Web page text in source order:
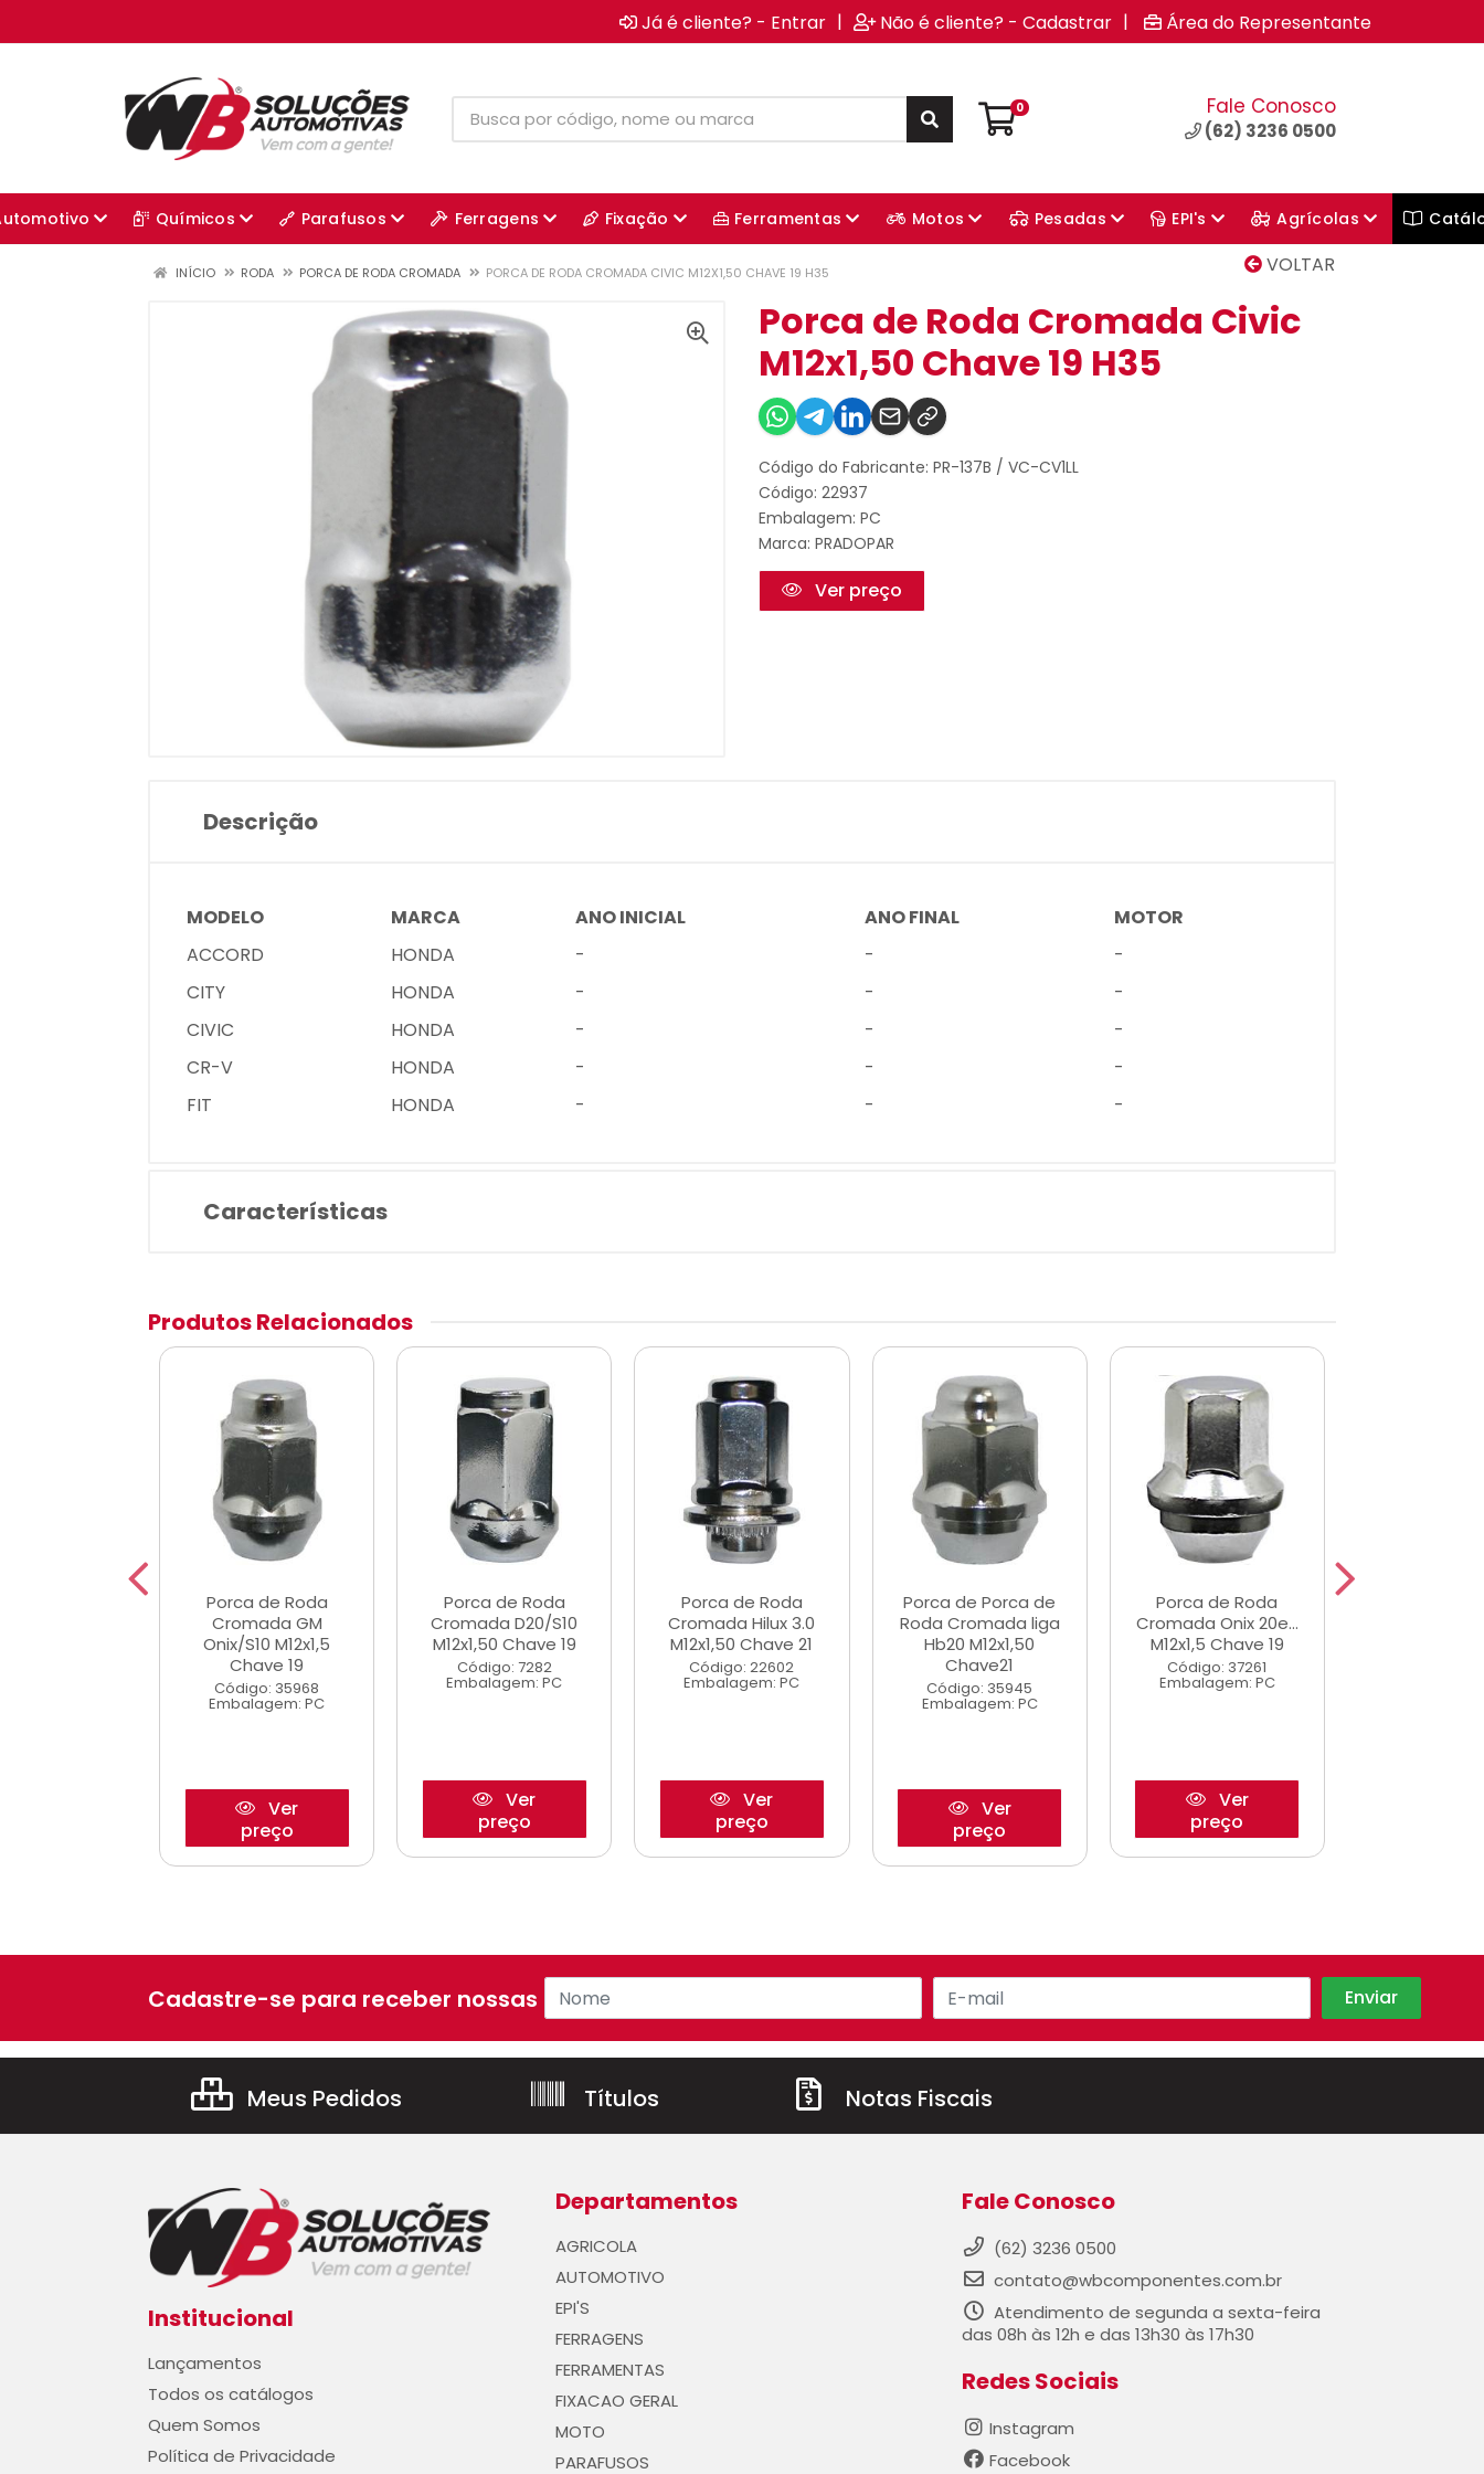
Já é cliente? - Entrar | Não é cliente? - Cadastrar | Área do Representante
0 Fale Conosco
(62) 3236 0500
Químicos Parafusos Ferragens Fixação Ferramentas Motos Pesadas EPI's Agrícolas
VOLTAR
INÍCIO RODA PORCA DE RODA CROMADA PORCA DE RODA CROMADA CIVIC M12X1,50 CHAVE 19 H35
Porca de Roda Cromada Civic
M12x1,50 Chave 19 H35
Código do Fabricante: PR-137B / VC-CV1LL
Código: 22937
Embalagem: PC
Marca: PRADOPAR
Ver preço
Descrição
MODELO MARCA ANO INICIAL ANO FINAL
MOTOR
ACCORD
HONDA - -
-
CITY
HONDA - -
-
CIVIC
HONDA - -
-
CR-V
HONDA - -
-
FIT
HONDA - - -
Características
Produtos Relacionados
Porca de Roda
Cromada GM
Onix/S10 M12x1,5
Chave 19
Código: 35968
Embalagem: PC
Ver
preço
Porca de Roda
Cromada D20/S10
M12x1,50 Chave 19
Código: 7282
Embalagem: PC
Ver
preço
Porca de Roda
Cromada Hilux 3.0
M12x1,50 Chave 21
Código: 22602
Embalagem: PC
Ver
preço
Porca de Porca de
Roda Cromada liga
Hb20 M12x1,50
Chave21
Código: 35945
Embalagem: PC
Ver
preço
Porca de Roda
Cromada Onix 20e...
M12x1,5 Chave 19
Código: 37261
Embalagem: PC
Ver
preço
Cadastre-se para receber nossas ofertas!
Meus Pedidos Títulos Notas Fiscais
Institucional
Lançamentos
Todos os catálogos
Quem Somos
Política de Privacidade
Departamentos
AGRICOLA
AUTOMOTIVO
EPI'S
FERRAGENS
FERRAMENTAS
FIXACAO GERAL
MOTO
PARAFUSOS
Fale Conosco
(62) 3236 0500
contato@wbcomponentes.com.br
Atendimento de segunda a sexta-feira
das 08h às 12h e das 13h30 às 17h30
Redes Sociais
Instagram
Facebook